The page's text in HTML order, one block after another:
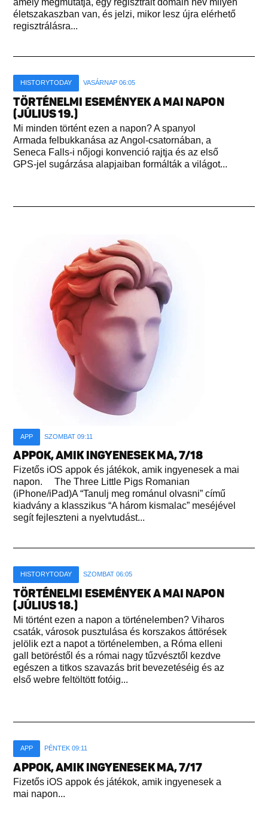
életszakaszban van, és jelzi, mikor lesz újra elérhető
regisztrálásra...
HISTORYTODAY VASÁRNAP 06:05
TÖRTÉNELMI ESEMÉNYEK A MAI NAPON
(JÚLIUS 19.)
Mi minden történt ezen a napon? A spanyol
Armada felbukkanása az Angol-csatornában, a
Seneca Falls-i nőjogi konvenció rajtja és az első
GPS-jel sugárzása alapjaiban formálták a világot...
APP SZOMBAT 09:11
APPOK, AMIK INGYENESEK MA, 7/18
Fizetős iOS appok és játékok, amik ingyenesek a mai
napon. The Three Little Pigs Romanian
(iPhone/iPad)A “Tanulj meg románul olvasni” című
kiadvány a klasszikus “A három kismalac” meséjével
segít fejleszteni a nyelvtudást...
HISTORYTODAY SZOMBAT 06:05
TÖRTÉNELMI ESEMÉNYEK A MAI NAPON
(JÚLIUS 18.)
Mi történt ezen a napon a történelemben? Viharos
csaták, városok pusztulása és korszakos áttörések
jelölik ezt a napot a történelemben, a Róma elleni
gall betöréstől és a római nagy tűzvésztől kezdve
egészen a titkos szavazás brit bevezetéséig és az
első webre feltöltött fotóig...
APP PÉNTEK 09:11
APPOK, AMIK INGYENESEK MA, 7/17
Fizetős iOS appok és játékok, amik ingyenesek a
mai napon...